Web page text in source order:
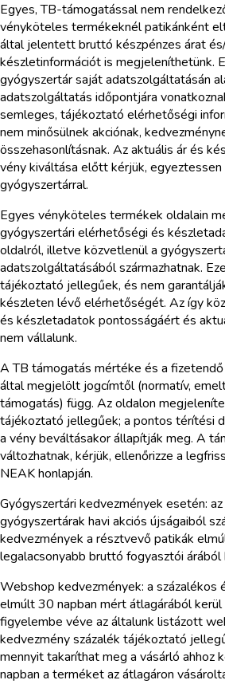
Egyes, TB-támogatással nem
vényköteles termékeknél patikánként
által jelentett bruttó készpénzes árat
készletinformációt is megjeleníthetünk.
gyógyszertár saját adatszolgáltatásán
adatszolgáltatás időpontjára
semleges, tájékoztató elérhetőségi
nem minősülnek akciónak,
összehasonlításnak. Az aktuális ár és
vény kiváltása előtt kérjük,
gyógyszertárral.
Egyes vényköteles termékek oldalain
gyógyszertári elérhetőségi és
oldalról, illetve közvetlenül a
adatszolgáltatásából származhatnak.
tájékoztató jellegűek, és nem
készleten lévő elérhetőségét. Az így
és készletadatok pontosságáért és
nem vállalunk.
A TB támogatás mértéke és a
által megjelölt jogcímtől (normatív,
támogatás) függ. Az oldalon
tájékoztató jellegűek; a pontos térítési
a vény beváltásakor állapítják meg. A
változhatnak, kérjük, ellenőrizze a
NEAK honlapján.
Gyógyszertári kedvezmények esetén:
gyógyszertárak havi akciós újságaiból
kedvezmények a résztvevő patikák
legalacsonyabb bruttó fogyasztói árából
Webshop kedvezmények: a százalékos
elmúlt 30 napban mért átlagárából kerül
figyelembe véve az általunk listázott
kedvezmény százalék tájékoztató
mennyit takaríthat meg a vásárló ahhoz
napban a terméket az átlagáron